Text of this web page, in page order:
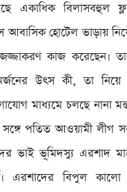
একাধিক বিলাসবহুল
হোটেল ভাড়ায়
কাজ করেছেন।
উৎস কী, তা নিয়ে
মাধ্যমে চলছে নানা
সঙ্গে পতিত আওয়ামী লীগ
ভাই ভূমিদস্যু এরশাদ
এরশাদের বিপুল কালো